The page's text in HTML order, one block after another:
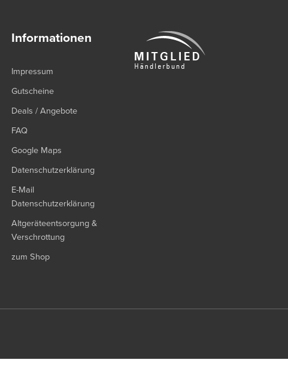
Informationen
Impressum
Gutscheine
Deals / Angebote
FAQ
Google Maps
Datenschutzerklärung
E-Mail
Datenschutzerklärung
Altgeräteentsorgung &
Verschrottung
zum Shop